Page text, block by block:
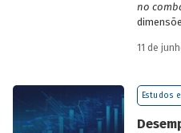
no
BNDES.
11 de
Estudos